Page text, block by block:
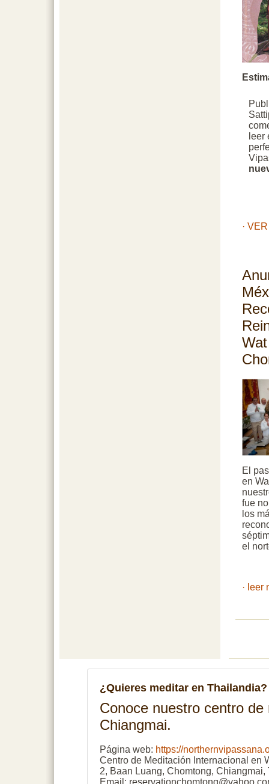
leer
·
El
en
fue
los
el
· leer
¿Quieres meditar en Thailandia?
Conoce nuestro centro
Chiangmai.
Página web: https://
Centro de Meditación Internacional en
2, Baan Luang, Chomtong, Chiangmai,
Email: